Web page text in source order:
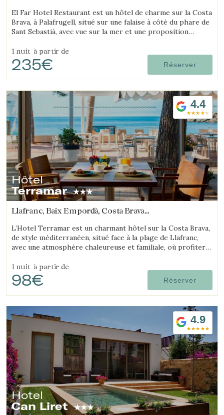
El Far Hotel Restaurant est un hôtel de charme sur la Costa
Brava, à Palafrugell, situé sur une falaise à côté du phare de
Sant Sebastià, avec vue sur la mer et une proposition
1 nuit à partir de
235€ Réserver
4.4
Hôtel
Terramar
Llafranc, Baix Empordà, Costa Brava
L’Hotel Terramar est un charmant hôtel sur la Costa Brava,
de style méditerranéen, situé face à la plage de Llafranc,
avec une atmosphère chaleureuse et familiale, où profiter
1 nuit à partir de
98€ Réserver
4.9
Hotel
Can Liret